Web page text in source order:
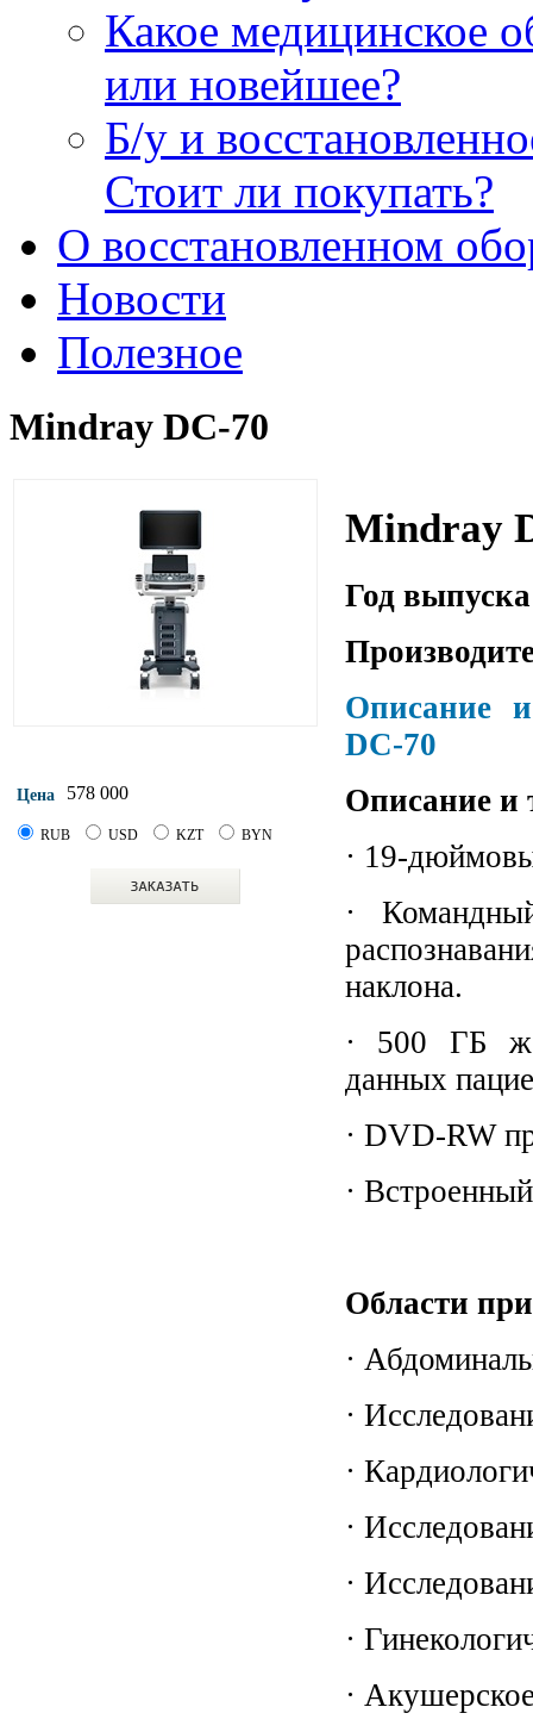
Какое медицинское
или новейшее?
Б/у и
Стоит ли покупать?
О восстановленном
Новости
Полезное
Mindray DC-70
Цена 578 000
RUB USD KZT BYN
Mindray
Год
Описание
DC-70
Описание и
· 19-
·
наклона.
· 500 ГБ
данных
· DVD-RW
·
Области
·
·
·
·
·
·
·